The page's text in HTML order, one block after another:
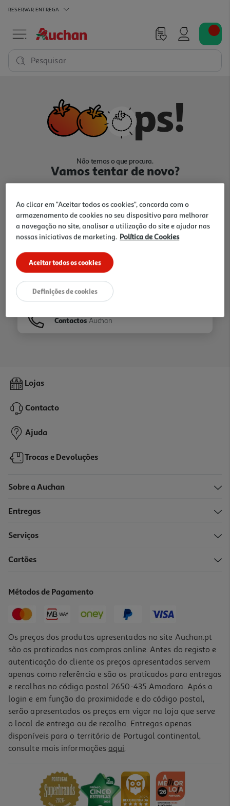
RESERVAR ENTREGA
Pesquisar
Não temos o que procura.
Vamos tentar de novo?
Ir para Homepage
Folhetos
Contactos Auchan
Lojas
Contacto
Ajuda
Trocas e Devoluções
Sobre a Auchan
Entregas
Serviços
Cartões
Métodos de Pagamento
Os preços dos produtos apresentados no site Auchan.pt
são os praticados nas compras online. Antes do registo e
autenticação do cliente os preços apresentados servem
apenas como referência e são os praticados para entregas
e recolhas no código postal 2650-435 Amadora. Após o
login e em função da proximidade e do código postal,
serão apresentados os preços em vigor na loja que serve
o local de entrega ou de recolha. Entregas apenas
disponíveis para o território de Portugal continental,
consulte mais informações aqui.
Ao clicar em "Aceitar todos os cookies", concorda com o
armazenamento de cookies no seu dispositivo para melhorar
a navegação no site, analisar a utilização do site e ajudar nas
nossas iniciativas de marketing. Política de Cookies
Aceitar todos os cookies
Definições de cookies